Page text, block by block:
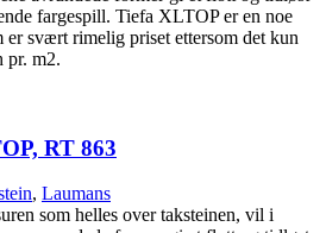
fargespill. Tiefa XLTOP er en noe
er svært rimelig priset ettersom det kun
pr. m2.
RT 863
, Laumans
som helles over taksteinen, vil i